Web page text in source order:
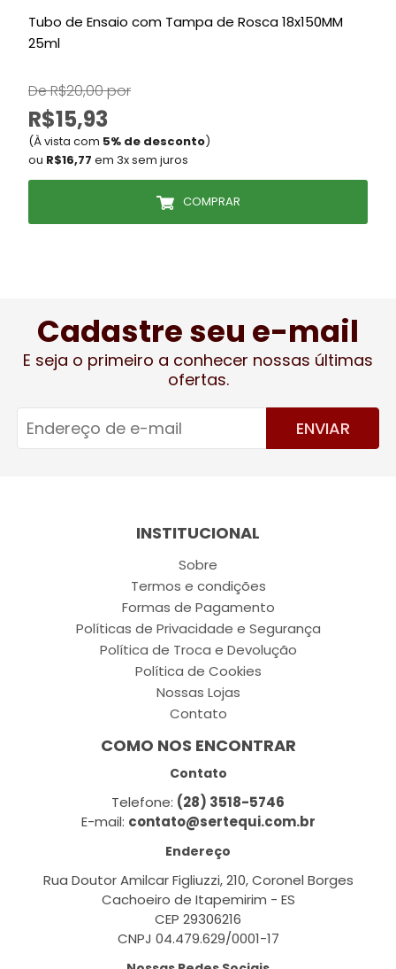
Tubo de Ensaio com Tampa de Rosca 18x150MM
25ml
De R$20,00 por
R$15,93
(À vista com 5% de desconto)
ou R$16,77 em 3x sem juros
COMPRAR
Cadastre seu e-mail
E seja o primeiro a conhecer nossas últimas
ofertas.
ENVIAR
INSTITUCIONAL
Sobre
Termos e condições
Formas de Pagamento
Políticas de Privacidade e Segurança
Política de Troca e Devolução
Política de Cookies
Nossas Lojas
Contato
COMO NOS ENCONTRAR
Contato
Telefone: (28) 3518-5746
E-mail: contato@sertequi.com.br
Endereço
Rua Doutor Amilcar Figliuzzi, 210, Coronel Borges
Cachoeiro de Itapemirim - ES
CEP 29306216
CNPJ 04.479.629/0001-17